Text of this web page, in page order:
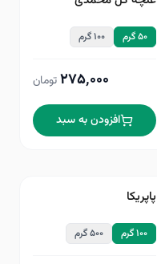
۵۰ گرم ۱۰۰ گرم
۲۷۵٬۰۰۰تومان
افزودن به سبد
پاپریکا
۱۰۰ گرم ۵۰۰ گرم